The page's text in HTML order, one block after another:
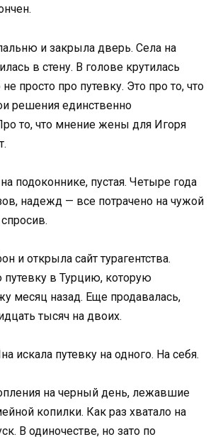
и закрыла дверь. Села на
в стену. В голове крутилась
просто про путевку. Это про то, что
решения единственно
то, что мнение жены для Игоря
подоконнике, пустая. Четыре года
надежд — все потрачено на чужой
и открыла сайт турагентства.
в Турцию, которую
месяц назад. Еще продавалась,
тысяч на двоих.
искала путевку на одного. На себя.
на черный день, лежавшие
копилки. Как раз хватало на
В одиночестве, но зато по